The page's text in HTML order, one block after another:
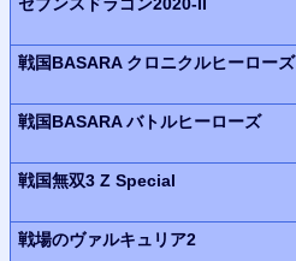
戦国BASARA クロニクルヒーローズ
戦国BASARA バトルヒーローズ
戦国無双3 Z Special
戦場のヴァルキュリア2